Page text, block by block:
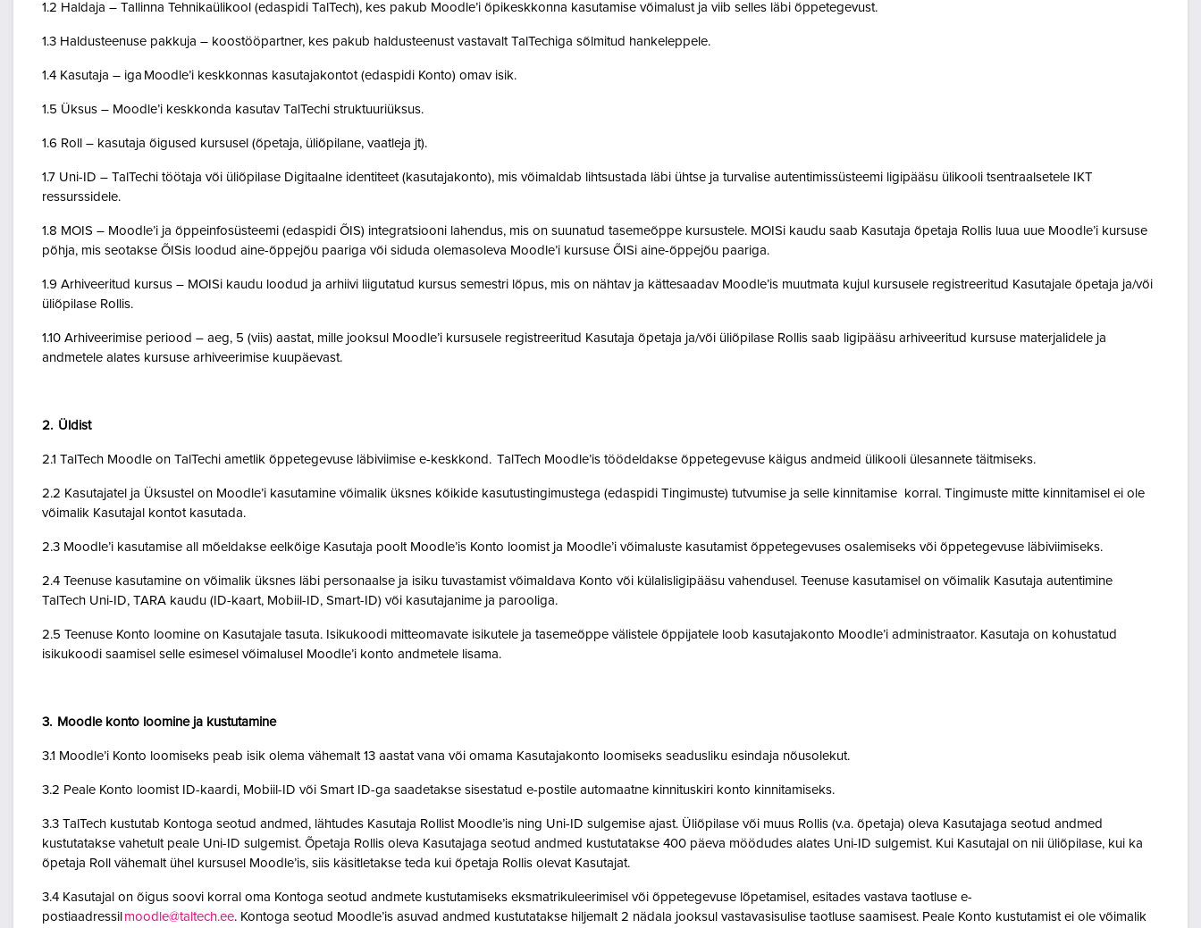
1.2 Haldaja – Tallinna Tehnikaülikool (edaspidi TalTech), kes pakub Moodle’i õpikeskkonna kasutamise võimalust ja viib selles läbi õppetegevust.
1.3 Haldusteenuse pakkuja – koostööpartner, kes pakub haldusteenust vastavalt TalTechiga sõlmitud hankeleppele.
1.4 Kasutaja – iga Moodle’i keskkonnas kasutajakontot (edaspidi Konto) omav isik.
1.5 Üksus – Moodle’i keskkonda kasutav TalTechi struktuuriüksus.
1.6 Roll – kasutaja õigused kursusel (õpetaja, üliõpilane, vaatleja jt).
1.7 Uni-ID – TalTechi töötaja või üliõpilase Digitaalne identiteet (kasutajakonto), mis võimaldab lihtsustada läbi ühtse ja turvalise autentimissüsteemi ligipääsu ülikooli tsentraalsetele IKT
ressurssidele.
1.8 MOIS – Moodle’i ja õppeinfosüsteemi (edaspidi ÕIS) integratsiooni lahendus, mis on suunatud tasemeõppe kursustele. MOISi kaudu saab Kasutaja õpetaja Rollis luua uue Moodle’i kursuse
põhja, mis seotakse ÕISis loodud aine-õppejõu paariga või siduda olemasoleva Moodle’i kursuse ÕISi aine-õppejõu paariga.
1.9 Arhiveeritud kursus – MOISi kaudu loodud ja arhiivi liigutatud kursus semestri lõpus, mis on nähtav ja kättesaadav Moodle’is muutmata kujul kursusele registreeritud Kasutajale õpetaja ja/või
üliõpilase Rollis.
1.10 Arhiveerimise periood – aeg, 5 (viis) aastat, mille jooksul Moodle’i kursusele registreeritud Kasutaja õpetaja ja/või üliõpilase Rollis saab ligipääsu arhiveeritud kursuse materjalidele ja
andmetele alates kursuse arhiveerimise kuupäevast.
2. Üldist
2.1 TalTech Moodle on TalTechi ametlik õppetegevuse läbiviimise e-keskkond. TalTech Moodle’is töödeldakse õppetegevuse käigus andmeid ülikooli ülesannete täitmiseks.
2.2 Kasutajatel ja Üksustel on Moodle’i kasutamine võimalik üksnes kõikide kasutustingimustega (edaspidi Tingimuste) tutvumise ja selle kinnitamise korral. Tingimuste mitte kinnitamisel ei ole
võimalik Kasutajal kontot kasutada.
2.3 Moodle’i kasutamise all mõeldakse eelkõige Kasutaja poolt Moodle’is Konto loomist ja Moodle’i võimaluste kasutamist õppetegevuses osalemiseks või õppetegevuse läbiviimiseks.
2.4 Teenuse kasutamine on võimalik üksnes läbi personaalse ja isiku tuvastamist võimaldava Konto või külalisligipääsu vahendusel. Teenuse kasutamisel on võimalik Kasutaja autentimine
TalTech Uni-ID, TARA kaudu (ID-kaart, Mobiil-ID, Smart-ID) või kasutajanime ja parooliga.
2.5 Teenuse Konto loomine on Kasutajale tasuta. Isikukoodi mitteomavate isikutele ja tasemeõppe välistele õppijatele loob kasutajakonto Moodle’i administraator. Kasutaja on kohustatud
isikukoodi saamisel selle esimesel võimalusel Moodle’i konto andmetele lisama.
3. Moodle konto loomine ja kustutamine
3.1 Moodle’i Konto loomiseks peab isik olema vähemalt 13 aastat vana või omama Kasutajakonto loomiseks seadusliku esindaja nõusolekut.
3.2 Peale Konto loomist ID-kaardi, Mobiil-ID või Smart ID-ga saadetakse sisestatud e-postile automaatne kinnituskiri konto kinnitamiseks.
3.3 TalTech kustutab Kontoga seotud andmed, lähtudes Kasutaja Rollist Moodle’is ning Uni-ID sulgemise ajast. Üliõpilase või muus Rollis (v.a. õpetaja) oleva Kasutajaga seotud andmed
kustutatakse vahetult peale Uni-ID sulgemist. Õpetaja Rollis oleva Kasutajaga seotud andmed kustutatakse 400 päeva möödudes alates Uni-ID sulgemist. Kui Kasutajal on nii üliõpilase, kui ka
õpetaja Roll vähemalt ühel kursusel Moodle’is, siis käsitletakse teda kui õpetaja Rollis olevat Kasutajat.
3.4 Kasutajal on õigus soovi korral oma Kontoga seotud andmete kustutamiseks eksmatrikuleerimisel või õppetegevuse lõpetamisel, esitades vastava taotluse e-
postiaadressil moodle@taltech.ee. Kontoga seotud Moodle’is asuvad andmed kustutatakse hiljemalt 2 nädala jooksul vastavasisulise taotluse saamisest. Peale Konto kustutamist ei ole võimalik